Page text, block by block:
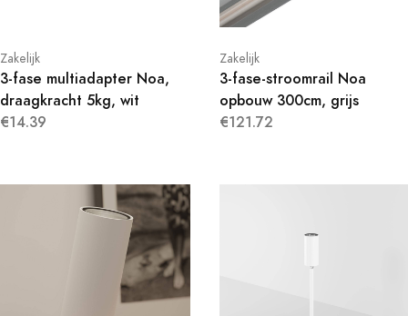
Zakelijk
3-fase multiadapter Noa,
draagkracht 5kg, wit
€14.39
Zakelijk
3-fase-stroomrail Noa
opbouw 300cm, grijs
€121.72